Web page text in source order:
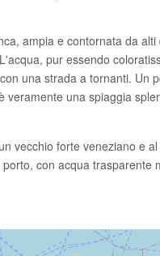
ampia e contornata da
pur essendo
una strada a tornanti. Un
veramente una spiaggia
vecchio forte veneziano e
con acqua trasparente